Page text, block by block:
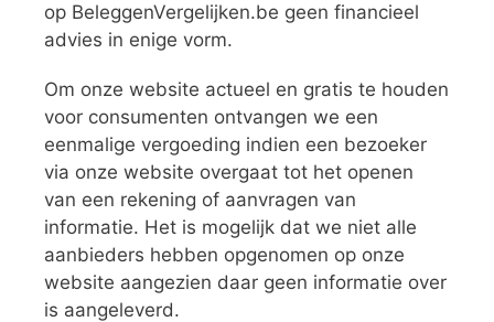
op BeleggenVergelijken.be geen financieel
advies in enige vorm.
Om onze website actueel en gratis te houden
voor consumenten ontvangen we een
eenmalige vergoeding indien een bezoeker
via onze website overgaat tot het openen
van een rekening of aanvragen van
informatie. Het is mogelijk dat we niet alle
aanbieders hebben opgenomen op onze
website aangezien daar geen informatie over
is aangeleverd.